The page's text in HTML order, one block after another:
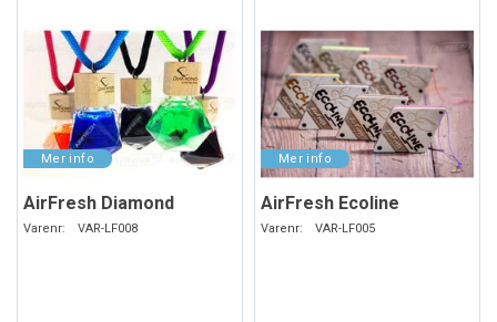
AirFresh Diamond
Varenr: VAR-LF008
AirFresh Ecoline
Varenr: VAR-LF005